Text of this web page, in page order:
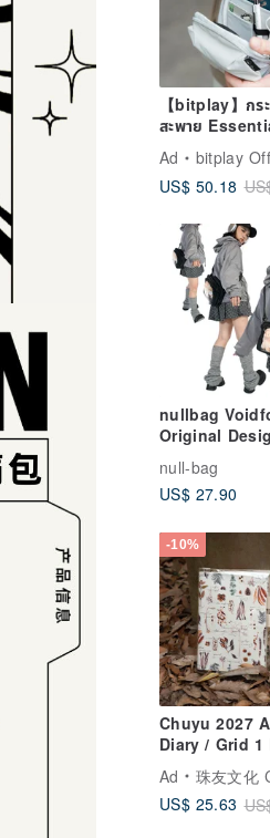
【bitplay】กร
สะพาย
ขนาดพกพา | กร
สะพายข้าง
Ad
bitplay
US$ 50.18
nullbag
Original
Everyday
Bag, Compact
Anxious
null-bag
US$ 27.90
-10%
Chuyu 2027
Diary / Grid 1
Page / Tomoe
Paper /
Planner
Ad
珠友文化
US$ 25.63